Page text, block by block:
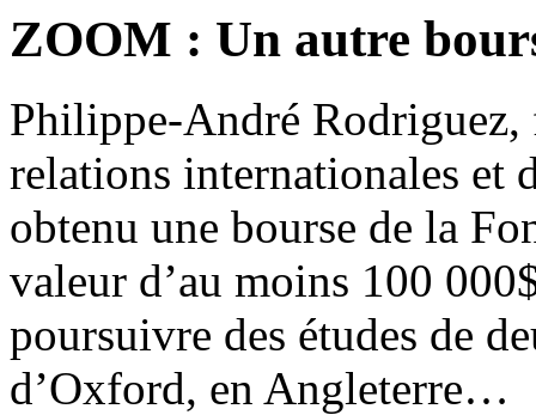
ZOOM : Un autre
Philippe-André Rodriguez,
relations internationales
obtenu une bourse de la
valeur d’au moins 100
poursuivre des études de
d’Oxford, en Angleterre…